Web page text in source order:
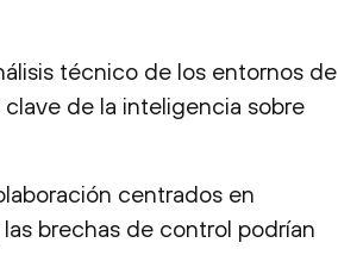
técnico de los entornos de
de la inteligencia sobre
centrados en
brechas de control podrían